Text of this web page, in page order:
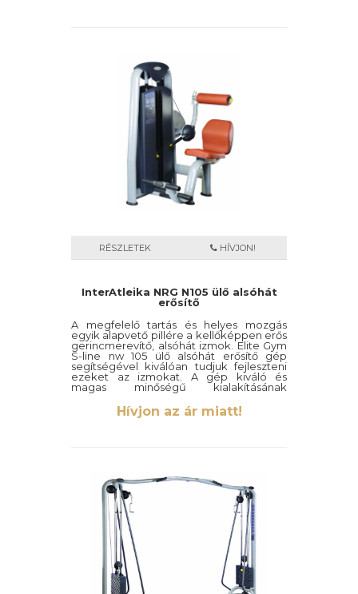
RÉSZLETEK HÍVJON!
InterAtleika NRG N105 ülő alsóhát
erősítő
A megfelelő tartás és helyes mozgás
egyik alapvető pillére a kellőképpen erős
gerincmerevítő, alsóhát izmok. Elite Gym
S-line nw 105 ülő alsóhát erősítő gép
segítségével kiválóan tudjuk fejleszteni
ezeket az izmokat. A gép kiváló és
magas minőségű kialakításának
köszönhetően hatékony edzésben lesz
Hívjon az ár miatt!